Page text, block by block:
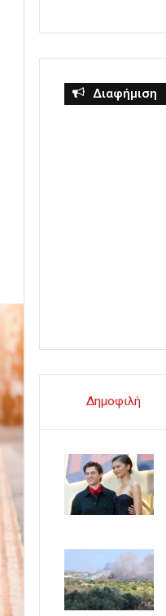
Διαφήμιση
Δημοφιλή